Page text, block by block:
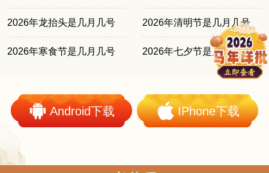
2026年龙抬头是几月几号 2026年清明节是几月几号
2026年寒食节是几月几号 2026年七夕节是几月几号
Android下载 IPhone下载